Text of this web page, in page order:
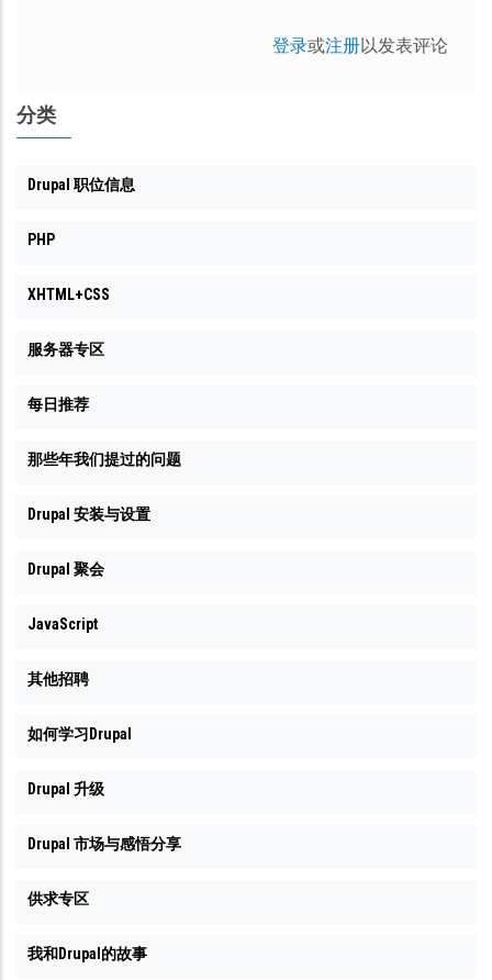
登录或注册以发表评论
分类
Drupal 职位信息
PHP
XHTML+CSS
服务器专区
每日推荐
那些年我们提过的问题
Drupal 安装与设置
Drupal 聚会
JavaScript
其他招聘
如何学习Drupal
Drupal 升级
Drupal 市场与感悟分享
供求专区
我和Drupal的故事